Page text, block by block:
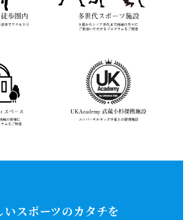
いスポーツのカタチを